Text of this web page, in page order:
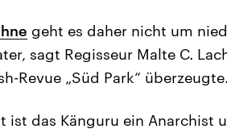
geht es daher nicht um
sagt Regisseur Malte C.
Revue „Süd Park“ überzeugte.
ist das Känguru ein